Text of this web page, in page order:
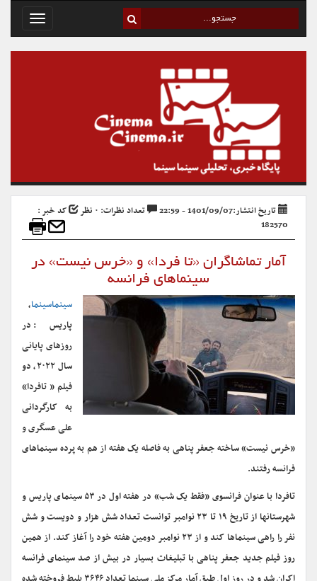
Toggle
تاریخ انتشار:1401/09/07 - 22:59 تعداد نظرات: ۰ نظر
کد خبر :
182570
آمار تماشاگران «تا فردا» و «خرس نیست» در
سینماهای فرانسه
سینماسینما،
پاریس: در
روزهای پایانی
سال ۲۰۲۲، دو
فیلم « تافردا»
به کارگردانی
علی عسگری و
«خرس نیست» ساخته جعفر پناهی به فاصله یک هفته از هم به پرده سینماهای
فرانسه رفتند.
تافردا با عنوان فرانسوی «فقط یک شب» در هفته اول در ۵۳ سینمای پاریس و
شهرستانها از تاریخ ۱۹ تا ۲۳ نوامبر توانست تعداد شش هزار و دویست و شش
نفر را راهی سینماها کند و از ۲۳ نوامبر دومین هفته خود را آغاز کند. از همین
روز فیلم جدید جعفر پناهی با تبلیغات بسیار در بیش از صد سینمای فرانسه